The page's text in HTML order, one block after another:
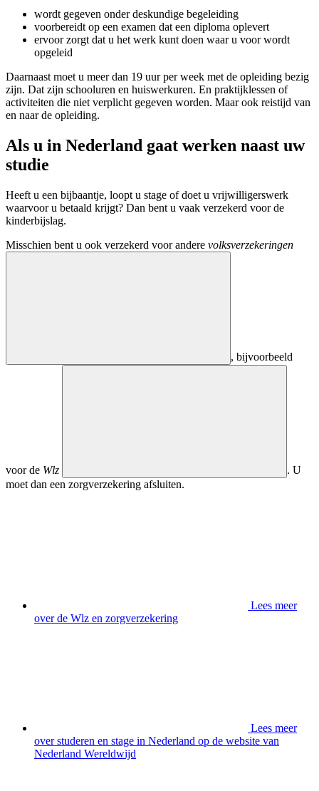
wordt gegeven onder deskundige begeleiding
voorbereidt op een examen dat een diploma oplevert
ervoor zorgt dat u het werk kunt doen waar u voor wordt
opgeleid
Daarnaast moet u meer dan 19 uur per week met de opleiding bezig
zijn. Dat zijn schooluren en huiswerkuren. En praktijklessen of
activiteiten die niet verplicht gegeven worden. Maar ook reistijd van
en naar de opleiding.
Als u in Nederland gaat werken naast uw
studie
Heeft u een bijbaantje, loopt u stage of doet u vrijwilligerswerk
waarvoor u betaald krijgt? Dan bent u vaak verzekerd voor de
kinderbijslag.
Misschien bent u ook verzekerd voor andere volksverzekeringen
, bijvoorbeeld
voor de Wlz
. U
moet dan een zorgverzekering afsluiten.
Lees meer
over de Wlz en zorgverzekering
Lees meer
over studeren en stage in Nederland op de website van
Nederland Wereldwijd